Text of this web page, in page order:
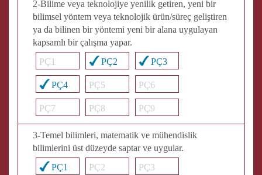
2-Bilime veya teknolojiye yenilik getiren, yeni bir
bilimsel yöntem veya teknolojik ürün/süreç geliştiren
ya da bilinen bir yöntemi yeni bir alana uygulayan
kapsamlı bir çalışma yapar.
PÇ1
PÇ2 PÇ3
PÇ4 PÇ5 PÇ6
PÇ7 PÇ8 PÇ9
3-Temel bilimleri, matematik ve mühendislik
bilimlerini üst düzeyde saptar ve uygular.
PÇ1
PÇ2 PÇ3